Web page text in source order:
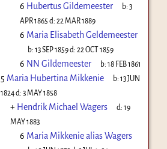
6 Hubertus Gildemeester b:3
APR 1865 d: 22 MAR 1889
6 Maria Elisabeth Geldemeester
b:13 SEP 1859d:22 OCT 1859
6 NN Gildemeester b:18 FEB 1861
5 Maria Hubertina Mikkenie b:13 JUN
1824d: 3 MAY 1858
+ Hendrik Michael Wagers d:19
MAY 1883
6 Maria Mikkenie alias Wagers